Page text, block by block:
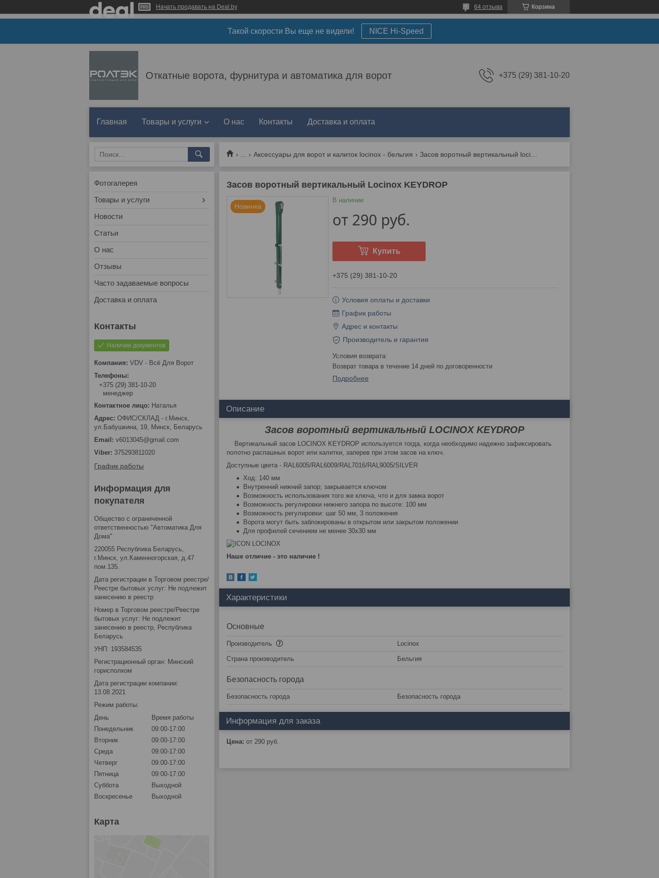
Начать продавать на Deal.by Корзина
64 отзыва
Такой скорости Вы еще не видели! NICE Hi-Speed
Откатные ворота, фурнитура и автоматика для ворот +375 (29) 381-10-20
Главная Товары и услуги О нас Контакты Доставка и оплата
Аксессуары для ворот и калиток locinox - бельгия
Засов воротный вертикальный Locinox KEYDROP
Новинка
В наличии
от 290 руб.
Купить
+375 (29) 381-10-20
Условия оплаты и доставки
График работы
Адрес и контакты
Производитель и гарантия
возврат товара в течение 14 дней по договоренности
Подробнее
Описание
Засов воротный вертикальный LOCINOX KEYDROP
Вертикальный засов LOCINOX KEYDROP используется тогда, когда необходимо надежно зафиксировать
полотно распашных ворот или калитки, заперев при этом засов на ключ.
Доступные цвета - RAL6005/RAL6009/RAL7016/RAL9005/SILVER
Ход: 140 мм
Внутренний нижний запор; закрывается ключом
Возможность использования того же ключа, что и для замка ворот
Возможность регулировки нижнего запора по высоте: 100 мм
Возможность регулировки: шаг 50 мм, 3 положения
Ворота могут быть заблокированы в открытом или закрытом положении
Для профилей сечением не менее 30x30 мм
Наше отличие - это наличие !
Характеристики
Основные
Производитель Locinox
Страна производитель Бельгия
Безопасность города
Безопасность города Безопасность города
Информация для заказа
Цена: от 290 руб.
Фотогалерея
Товары и услуги
Новости
Статьи
О нас
Отзывы
Часто задаваемые вопросы
Доставка и оплата
Наличие документов
VDV - Всё Для Ворот
+375 (29) 381-10-20
менеджер
Наталья
ОФИС/СКЛАД - г.Минск,
ул.Бабушкина, 19, Минск, Беларусь
v6013045@gmail.com
375293811020
График работы
Информация для
покупателя
Общество с ограниченной
ответственностью "Автоматика Для
Дома"
220055 Республика Беларусь,
г.Минск, ул.Каменногорская, д.47
пом.135.
Дата регистрации в Торговом реестре/
Реестре бытовых услуг: Не подлежит
занесению в реестр
Номер в Торговом реестре/Реестре
бытовых услуг: Не подлежит
занесению в реестр, Республика
Беларусь
УНП: 193584535
Регистрационный орган: Минский
горисполком
Дата регистрации компании:
13.08.2021
Режим работы:
День
Время работы
Понедельник
09:00-17:00
Вторник
09:00-17:00
Среда
09:00-17:00
Четверг
09:00-17:00
Пятница
09:00-17:00
Суббота
Выходной
Воскресенье
Выходной
Карта